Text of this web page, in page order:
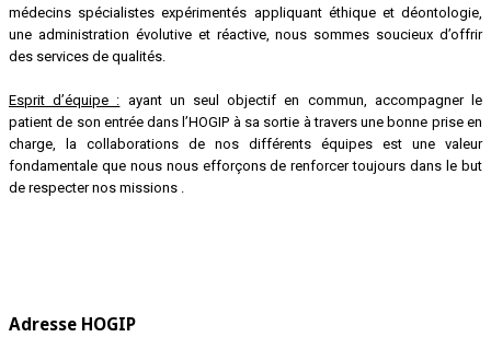
médecins spécialistes expérimentés appliquant éthique et déontologie,
une administration évolutive et réactive, nous sommes soucieux d’offrir
des services de qualités.
Esprit d’équipe : ayant un seul objectif en commun, accompagner le
patient de son entrée dans l’HOGIP à sa sortie à travers une bonne prise en
charge, la collaborations de nos différents équipes est une valeur
fondamentale que nous nous efforçons de renforcer toujours dans le but
de respecter nos missions .
Adresse HOGIP